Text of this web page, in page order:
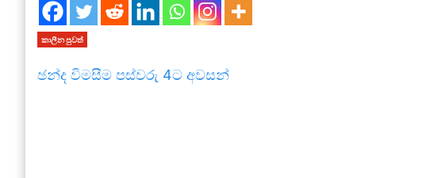
කාලීන පුවත්
ඡන්ද විමසීම පස්වරු 4ට අවසන්